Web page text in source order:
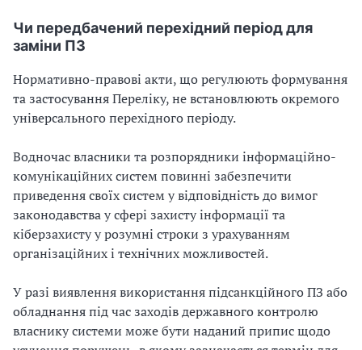
Чи передбачений перехідний період для
заміни ПЗ
Нормативно-правові акти, що регулюють формування
та застосування Переліку, не встановлюють окремого
універсального перехідного періоду.
Водночас власники та розпорядники інформаційно-
комунікаційних систем повинні забезпечити
приведення своїх систем у відповідність до вимог
законодавства у сфері захисту інформації та
кіберзахисту у розумні строки з урахуванням
організаційних і технічних можливостей.
У разі виявлення використання підсанкційного ПЗ або
обладнання під час заходів державного контролю
власнику системи може бути наданий припис щодо